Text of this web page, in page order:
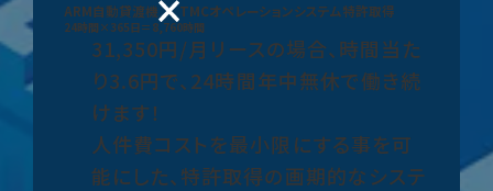
ARM自動貸渡機 TMCオペレーションシステム特許取得
24時間×365日＝8,760時間
31,350円/月リースの場合、 時間当た
り3.6円で、24時間年中無休で働き続
けます！
人件費コストを最小限にする事を可
能にした、特許取得の画期的なシステ